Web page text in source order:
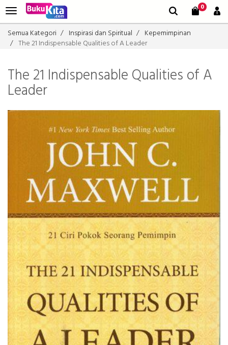
0
Semua Kategori Inspirasi dan Spiritual
Kepemimpinan
The 21 Indispensable Qualities of A Leader
The 21 Indispensable Qualities of A
Leader